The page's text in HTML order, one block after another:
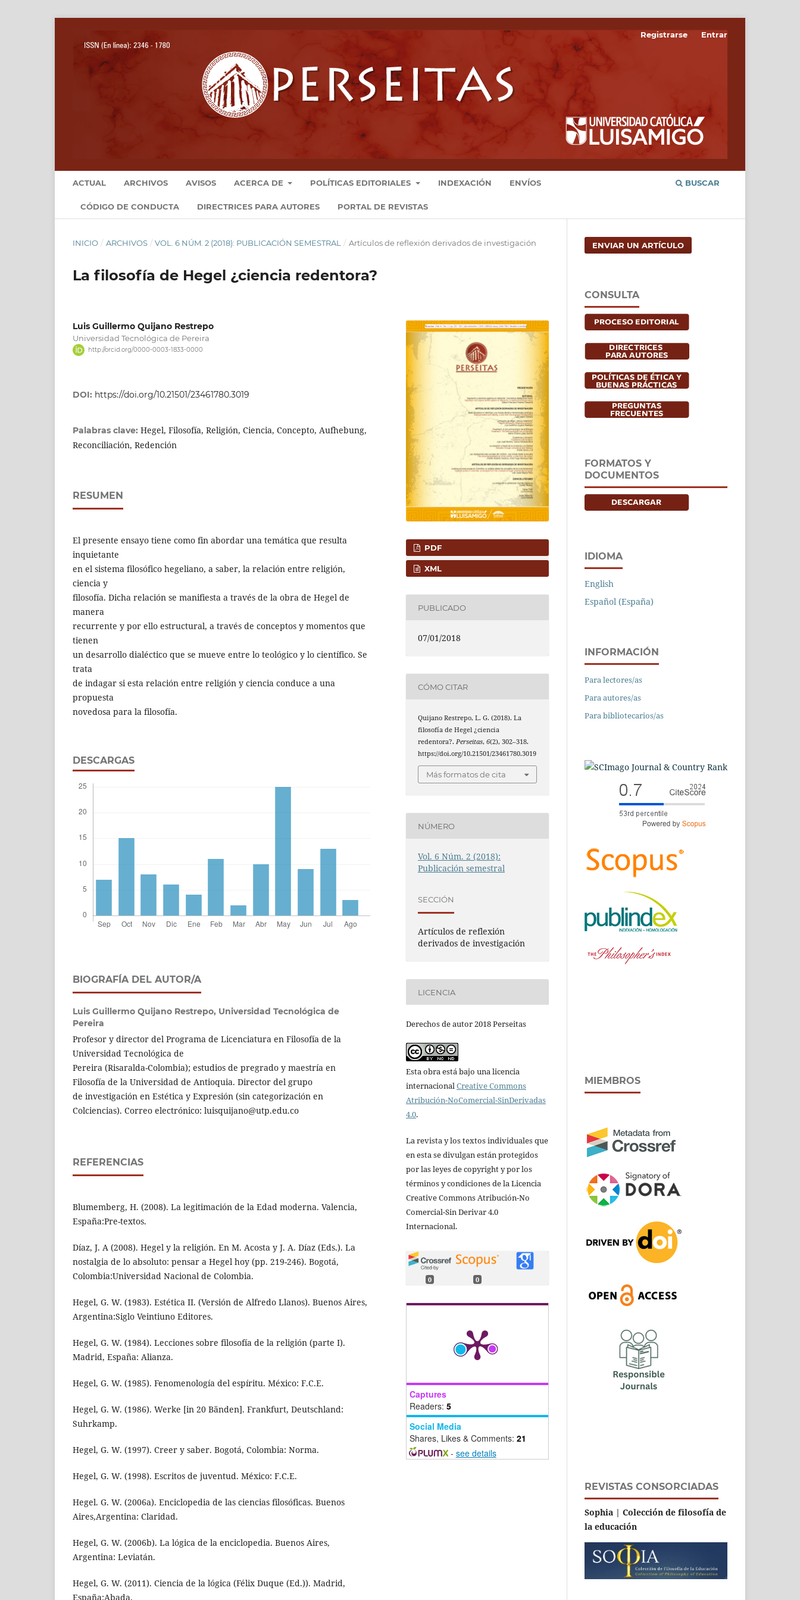
ACTUAL ARCHIVOS AVISOS ACERCA DE POLÍTICAS EDITORIALES INDEXACIÓN ENVÍOS
CÓDIGO DE CONDUCTA DIRECTRICES PARA AUTORES PORTAL DE REVISTAS
BUSCAR
Registrarse Entrar
INICIO / ARCHIVOS / VOL. 6 NÚM. 2 (2018): PUBLICACIÓN SEMESTRAL / Artículos de reflexión derivados de investigación
La filosofía de Hegel ¿ciencia redentora?
Luis Guillermo Quijano Restrepo
Universidad Tecnológica de Pereira
http://orcid.org/0000-0003-1833-0000
DOI: https://doi.org/10.21501/23461780.3019
Palabras clave: Hegel, Filosofía, Religión, Ciencia, Concepto, Aufhebung,
Reconciliación, Redención
RESUMEN
El presente ensayo tiene como fin abordar una temática que resulta
inquietante
en el sistema filosófico hegeliano, a saber, la relación entre religión,
ciencia y
filosofía. Dicha relación se manifiesta a través de la obra de Hegel de
manera
recurrente y por ello estructural, a través de conceptos y momentos que
tienen
un desarrollo dialéctico que se mueve entre lo teológico y lo científico. Se
trata
de indagar si esta relación entre religión y ciencia conduce a una
propuesta
novedosa para la filosofía.
DESCARGAS
BIOGRAFÍA DEL AUTOR/A
Luis Guillermo Quijano Restrepo, Universidad Tecnológica de
Pereira
Profesor y director del Programa de Licenciatura en Filosofía de la
Universidad Tecnológica de
Pereira (Risaralda-Colombia); estudios de pregrado y maestría en
Filosofía de la Universidad de Antioquia. Director del grupo
de investigación en Estética y Expresión (sin categorización en
Colciencias). Correo electrónico: luisquijano@utp.edu.co
REFERENCIAS
Blumemberg, H. (2008). La legitimación de la Edad moderna. Valencia,
España:Pre-textos.
Díaz, J. A (2008). Hegel y la religión. En M. Acosta y J. A. Díaz (Eds.). La
nostalgia de lo absoluto: pensar a Hegel hoy (pp. 219-246). Bogotá,
Colombia:Universidad Nacional de Colombia.
Hegel, G. W. (1983). Estética II. (Versión de Alfredo Llanos). Buenos Aires,
Argentina:Siglo Veintiuno Editores.
Hegel, G. W. (1984). Lecciones sobre filosofía de la religión (parte I).
Madrid, España: Alianza.
Hegel, G. W. (1985). Fenomenología del espíritu. México: F.C.E.
Hegel, G. W. (1986). Werke [in 20 Bänden]. Frankfurt, Deutschland:
Suhrkamp.
Hegel, G. W. (1997). Creer y saber. Bogotá, Colombia: Norma.
Hegel, G. W. (1998). Escritos de juventud. México: F.C.E.
Hegel. G. W. (2006a). Enciclopedia de las ciencias filosóficas. Buenos
Aires,Argentina: Claridad.
Hegel, G. W. (2006b). La lógica de la enciclopedia. Buenos Aires,
Argentina: Leviatán.
Hegel, G. W. (2011). Ciencia de la lógica (Félix Duque (Ed.)). Madrid,
España:Abada.
PDF
XML
PUBLICADO
07/01/2018
CÓMO CITAR
Quijano Restrepo, L. G. (2018). La
filosofía de Hegel ¿ciencia
redentora?. Perseitas,6(2), 302–318.
https://doi.org/10.21501/23461780.3019
Más formatos de cita
NÚMERO
Vol. 6 Núm. 2 (2018):
Publicación semestral
SECCIÓN
Artículos de reflexión
derivados de investigación
LICENCIA
Derechos de autor 2018 Perseitas
Esta obra está bajo una licencia
internacionalCreative Commons
Atribución-NoComercial-SinDerivadas
4.0.
La revista y los textos individuales que
en esta se divulgan están protegidos
por las leyes de copyright y por los
términos y condiciones de la Licencia
Creative Commons Atribución-No
Comercial-Sin Derivar 4.0
Internacional.
0 0
Captures
Readers: 5
Social Media
Shares, Likes & Comments: 21
- see details
ENVIAR UN ARTÍCULO
CONSULTA
FORMATOS Y
DOCUMENTOS
IDIOMA
English
Español (España)
INFORMACIÓN
Para lectores/as
Para autores/as
Para bibliotecarios/as
MIEMBROS
REVISTAS CONSORCIADAS
Sophia | Colección de filosofía de
la educación